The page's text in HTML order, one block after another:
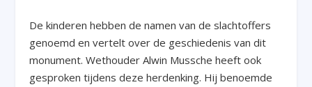
De kinderen hebben de namen van de slachtoffers
genoemd en vertelt over de geschiedenis van dit
monument. Wethouder Alwin Mussche heeft ook
gesproken tijdens deze herdenking. Hij benoemde